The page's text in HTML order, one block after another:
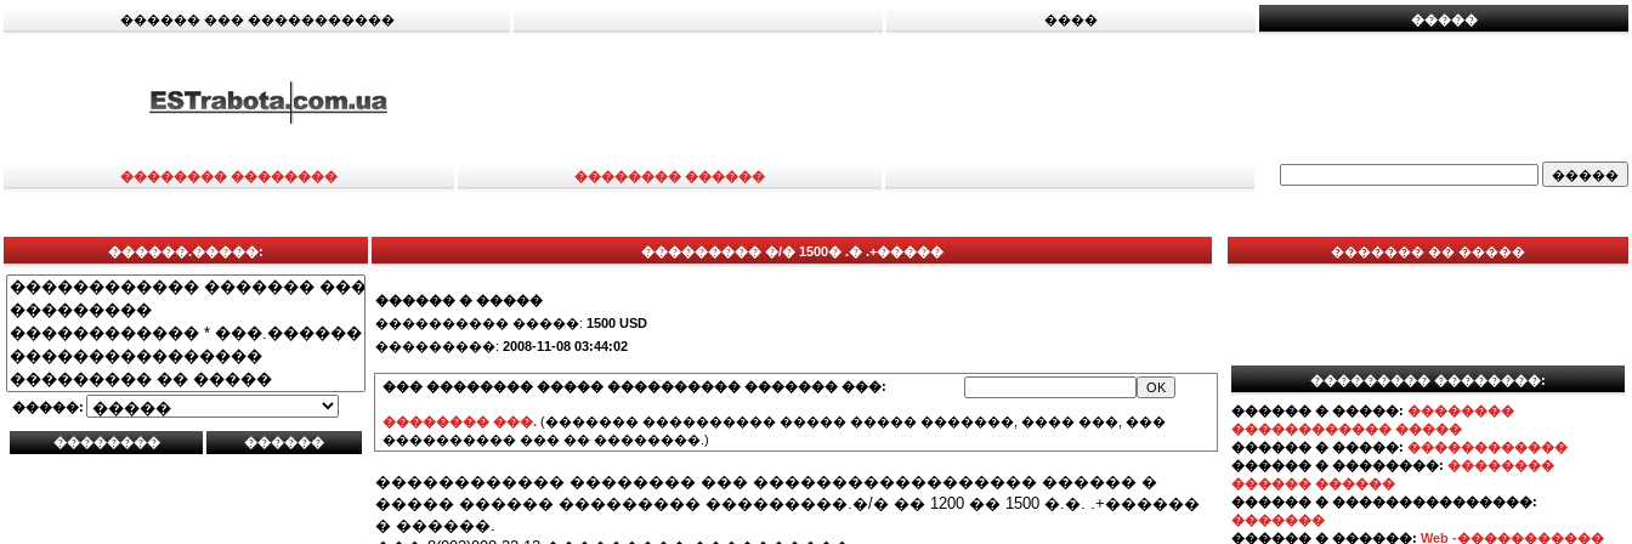
������ ��� ����������� ���� �����
�������� �������� �������� ������
������.�����:
�����:
��������� �/� 1500� .� .+�����
������ � �����
���������� �����: 1500 USD
���������: 2008-11-08 03:44:02
��� �������� ����� ���������� ������� ���:
�������� ���. (������� ���������� ����� ����� �������, ���� ���, ���
���������� ��� �� ��������.)
������������ �������� ��� ������������������ ������ �
����� ������ ��������� ���������.�/� �� 1200 �� 1500 �.�. .+������
� ������.
������� �� �����
��������� ��������:
������ � �����: ��������
������������ �����
������ � �����: ������������
������ � ��������: ��������
������ ������
������ � ���������������:
�������
������ � ������: Web -�����������